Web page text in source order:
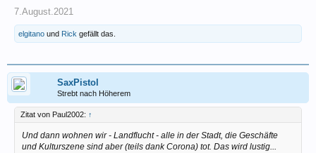
Wir werden uns umschauen, wenn wir diesen Lebensstil weiter führen
wollen.
Claus
7.August.2021
elgitano und Rick gefällt das.
SaxPistol
Strebt nach Höherem
Zitat von Paul2002: ↑
Und dann wohnen wir - Landflucht - alle in der Stadt, die Geschäfte
und Kulturszene sind aber (teils dank Corona) tot. Das wird lustig...